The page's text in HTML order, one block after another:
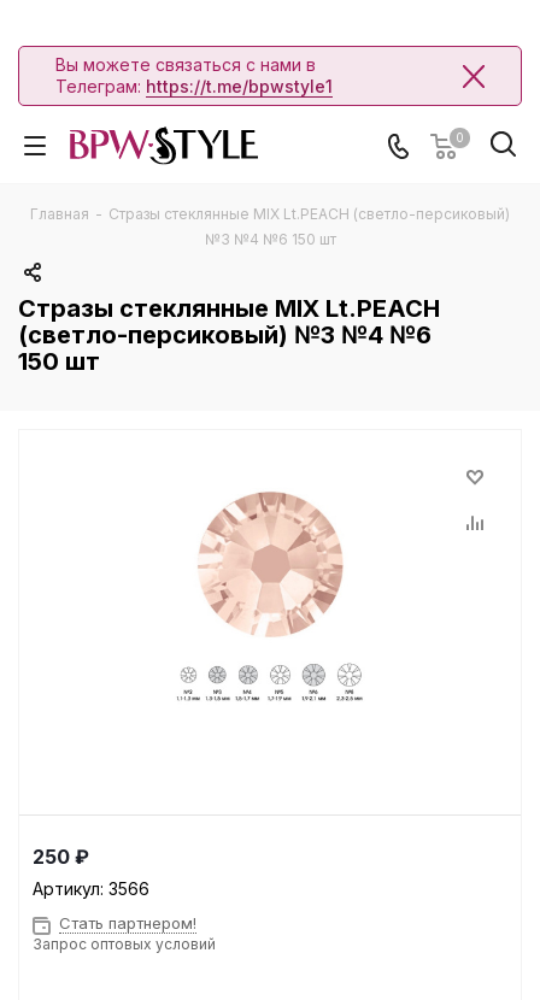
Вы можете связаться с нами в
Телеграм: https://t.me/bpwstyle1
0
Главная - Стразы стеклянные MIX Lt.PEACH (светло-персиковый)
№3 №4 №6 150 шт
Стразы стеклянные MIX Lt.PEACH
(светло-персиковый) №3 №4 №6
150 шт
250 ₽
Артикул: 3566
Стать партнером!
Запрос оптовых условий